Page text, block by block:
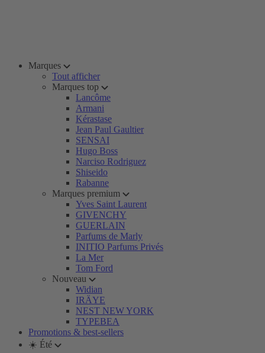
Marques
Tout afficher
Marques top
Lancôme
Armani
Kérastase
Jean Paul Gaultier
SENSAI
Hugo Boss
Narciso Rodriguez
Shiseido
Rabanne
Marques premium
Yves Saint Laurent
GIVENCHY
GUERLAIN
Parfums de Marly
INITIO Parfums Privés
La Mer
Tom Ford
Nouveau
Widian
IRÄYE
NEST NEW YORK
TYPEBEA
Promotions & best-sellers
☀️ Été